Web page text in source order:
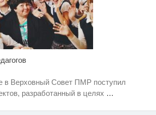
в Верховный Совет ПМР поступил
разработанный в целях …
камера на пляже
длится несколько секунд,
вы будете долго